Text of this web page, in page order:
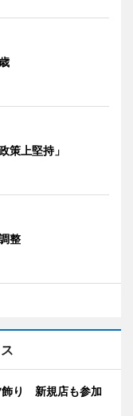
策上堅持」
整
飾り 新規店も参加